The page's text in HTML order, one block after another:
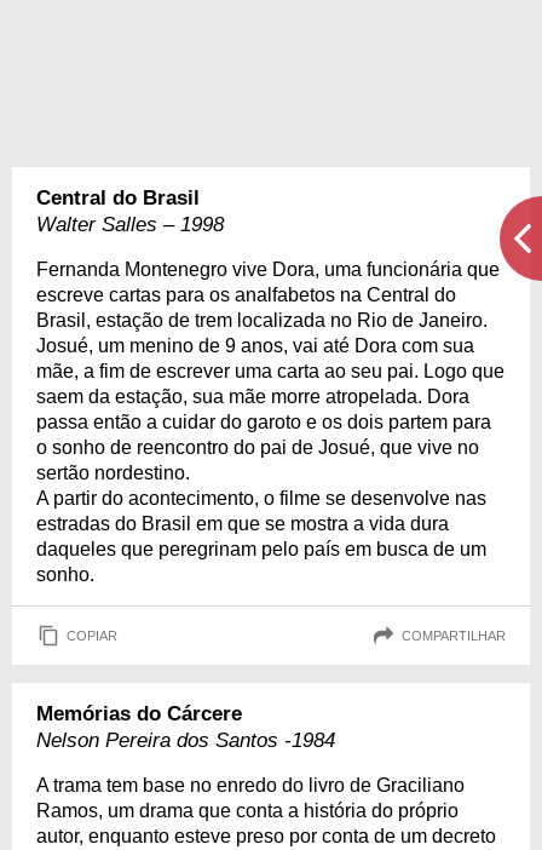
Central do Brasil
Walter Salles – 1998
Fernanda Montenegro vive Dora, uma funcionária que
escreve cartas para os analfabetos na Central do
Brasil, estação de trem localizada no Rio de Janeiro.
Josué, um menino de 9 anos, vai até Dora com sua
mãe, a fim de escrever uma carta ao seu pai. Logo que
saem da estação, sua mãe morre atropelada. Dora
passa então a cuidar do garoto e os dois partem para
o sonho de reencontro do pai de Josué, que vive no
sertão nordestino.
A partir do acontecimento, o filme se desenvolve nas
estradas do Brasil em que se mostra a vida dura
daqueles que peregrinam pelo país em busca de um
sonho.
COPIAR COMPARTILHAR
Memórias do Cárcere
Nelson Pereira dos Santos -1984
A trama tem base no enredo do livro de Graciliano
Ramos, um drama que conta a história do próprio
autor, enquanto esteve preso por conta de um decreto